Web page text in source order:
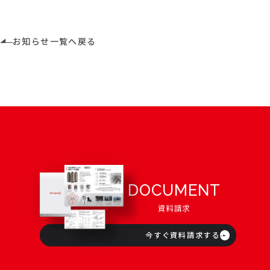
お知らせ一覧へ戻る
DOCUMENT
資料請求
今すぐ資料請求する